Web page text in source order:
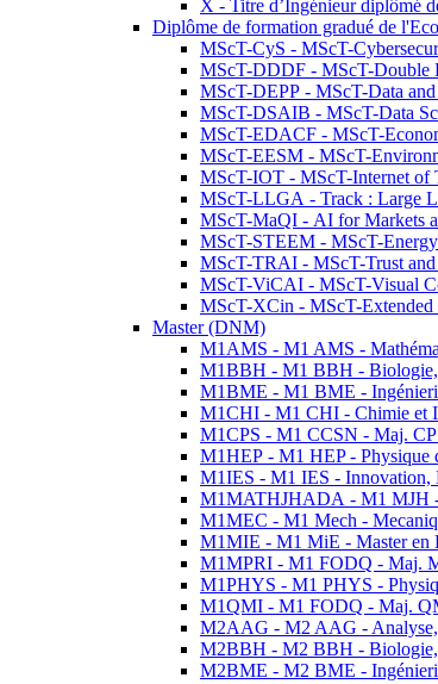
X - Titre d’Ingénieur diplômé
Diplôme de formation gradué de
MScT-CyS - MScT-
MScT-DDDF - MScT-Double
MScT-DEPP - MScT-Data
MScT-DSAIB - MScT-Data
MScT-EDACF - MScT-
MScT-EESM - MScT-
MScT-IOT - MScT-Internet of
MScT-LLGA - Track : Large
MScT-MaQI - AI for Markets
MScT-STEEM - MScT-
MScT-TRAI - MScT-Trust
MScT-ViCAI - MScT-Visual
MScT-XCin - MScT-
Master (DNM)
M1AMS - M1 AMS -
M1BBH - M1 BBH - Biologie,
M1BME - M1 BME -
M1CHI - M1 CHI - Chimie et
M1CPS - M1 CCSN - Maj.
M1HEP - M1 HEP - Physique
M1IES - M1 IES - Innovation,
M1MATHJHADA - M1 MJH -
M1MEC - M1 Mech -
M1MIE - M1 MiE - Master en
M1MPRI - M1 FODQ - Maj.
M1PHYS - M1 PHYS -
M1QMI - M1 FODQ - Maj.
M2AAG - M2 AAG - Analyse,
M2BBH - M2 BBH - Biologie,
M2BME - M2 BME -